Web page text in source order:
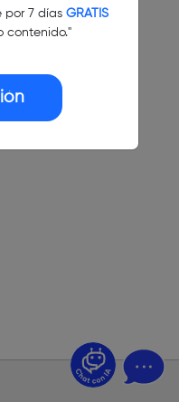
7 días GRATIS
contenido."